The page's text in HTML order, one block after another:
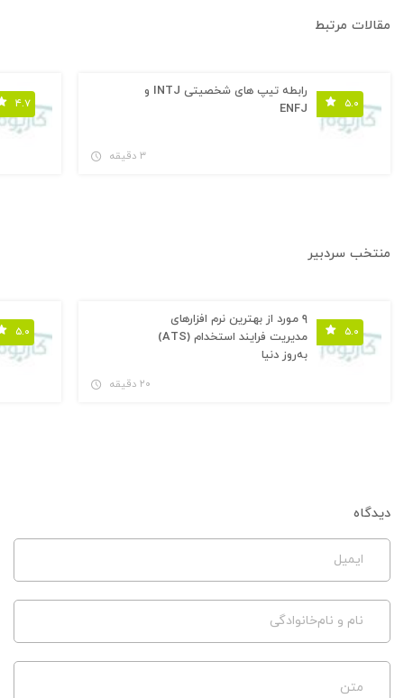
مقالات مرتبط
۵.۰
رابطه تیپ های شخصیتی INTJ و
ENFJ
۳ دقیقه
۴.۷
منتخب سردبیر
۵.۰
۹ مورد از بهترین نرم افزارهای
مدیریت فرایند استخدام (ATS)
به‌روز دنیا
۲۰ دقیقه
۵.۰
دیدگاه
ایمیل
نام و نام‌خانوادگی
متن